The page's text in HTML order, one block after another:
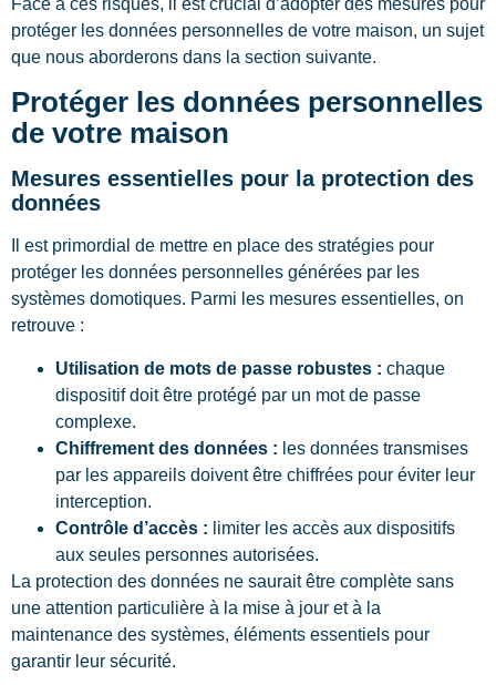
Face à ces risques, il est crucial d’adopter des mesures pour
protéger les données personnelles de votre maison, un sujet
que nous aborderons dans la section suivante.
Protéger les données personnelles
de votre maison
Mesures essentielles pour la protection des
données
Il est primordial de mettre en place des stratégies pour
protéger les données personnelles générées par les
systèmes domotiques. Parmi les mesures essentielles, on
retrouve :
Utilisation de mots de passe robustes : chaque
dispositif doit être protégé par un mot de passe
complexe.
Chiffrement des données : les données transmises
par les appareils doivent être chiffrées pour éviter leur
interception.
Contrôle d’accès : limiter les accès aux dispositifs
aux seules personnes autorisées.
La protection des données ne saurait être complète sans
une attention particulière à la mise à jour et à la
maintenance des systèmes, éléments essentiels pour
garantir leur sécurité.